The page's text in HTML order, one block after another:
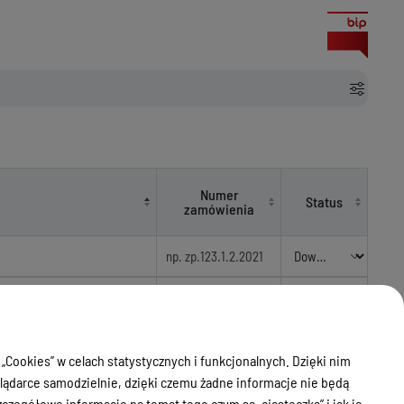
Numer
zamówienia
Status
Starostwa
KT.272.1.2016.MW Archiwum
w celach statystycznych i funkcjonalnych. Dzięki nim
samodzielnie, dzięki czemu żadne informacje nie będą